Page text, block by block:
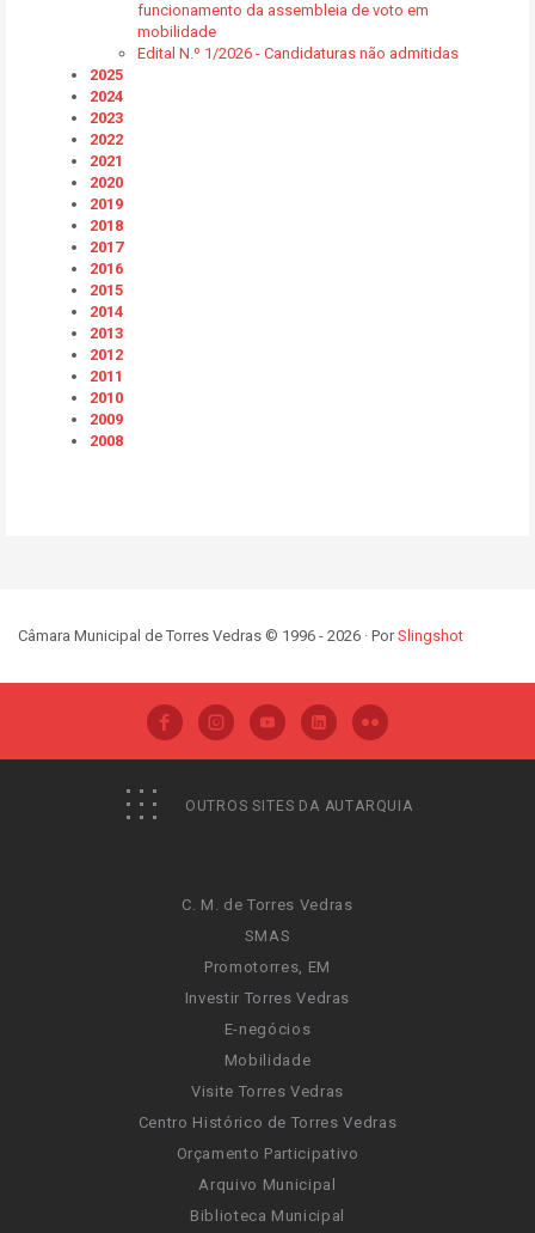
funcionamento da assembleia de voto em
mobilidade
Edital N.º 1/2026 - Candidaturas não admitidas
2025
2024
2023
2022
2021
2020
2019
2018
2017
2016
2015
2014
2013
2012
2011
2010
2009
2008
Câmara Municipal de Torres Vedras © 1996 - 2026 · PorSlingshot
OUTROS SITES DA AUTARQUIA
C. M. de Torres Vedras
SMAS
Promotorres, EM
Investir Torres Vedras
E-negócios
Mobilidade
Visite Torres Vedras
Centro Histórico de Torres Vedras
Orçamento Participativo
Arquivo Municipal
Biblioteca Municipal